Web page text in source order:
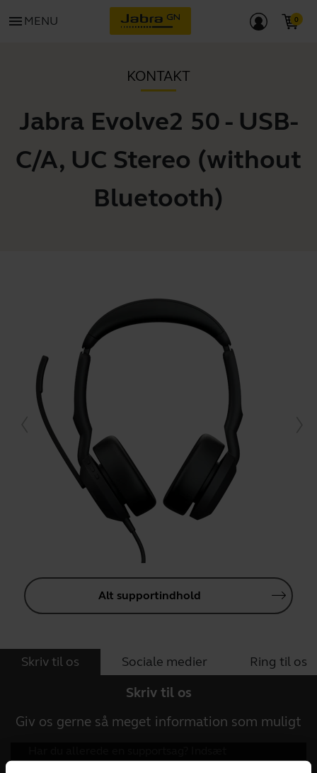
menu MENU
KONTAKT
Jabra Evolve2 50 - USB-
C/A, UC Stereo (without
Bluetooth)
Alt supportindhold
Skriv til os Sociale medier Ring til os
Skriv til os
Giv os gerne så meget information som muligt